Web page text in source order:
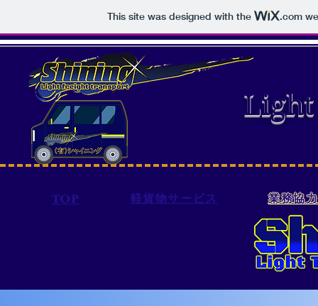
This site was designed with the .com
有限会
TOP 軽貨物サービス 業務協